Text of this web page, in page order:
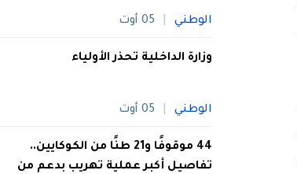
الوطني 05 أوت
وزارة الداخلية تحذر الأولياء
الوطني 05 أوت
44 موقوفًا و21 طنًا من الكوكايين..
تفاصيل أكبر عملية تهريب بدعم من